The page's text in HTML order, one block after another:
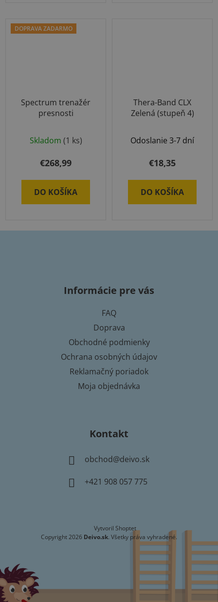
DOPRAVA ZADARMO
Spectrum trenažér
presnosti
Skladom (1 ks)
€268,99
DO KOŠÍKA
Thera-Band CLX
Zelená (stupeň 4)
Odoslanie 3-7 dní
€18,35
DO KOŠÍKA
Informácie pre vás
FAQ
Doprava
Obchodné podmienky
Ochrana osobných údajov
Reklamačný poriadok
Moja objednávka
Kontakt
obchod@deivo.sk
+421 908 057 775
Vytvoril Shoptet
Copyright 2026 Deivo.sk. Všetky práva vyhradené.